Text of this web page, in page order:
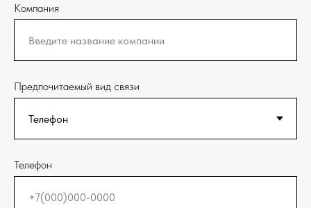
Компания
Предпочитаемый вид связи
Телефон